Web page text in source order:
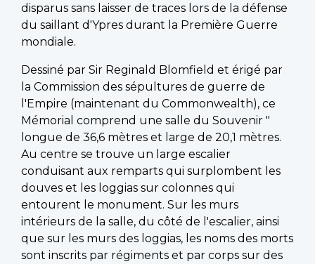
disparus sans laisser de traces lors de la défense
du saillant d'Ypres durant la Première Guerre
mondiale.
Dessiné par Sir Reginald Blomfield et érigé par
la Commission des sépultures de guerre de
l'Empire (maintenant du Commonwealth), ce
Mémorial comprend une salle du Souvenir "
longue de 36,6 mètres et large de 20,1 mètres.
Au centre se trouve un large escalier
conduisant aux remparts qui surplombent les
douves et les loggias sur colonnes qui
entourent le monument. Sur les murs
intérieurs de la salle, du côté de l'escalier, ainsi
que sur les murs des loggias, les noms des morts
sont inscrits par régiments et par corps sur des